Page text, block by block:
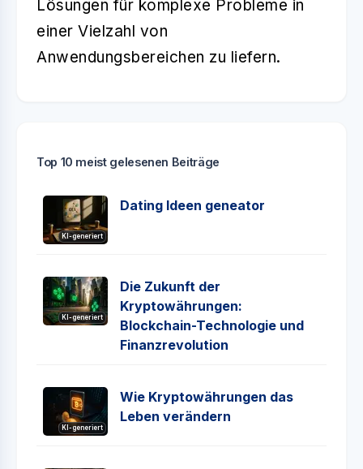
Lösungen für komplexe Probleme in
einer Vielzahl von
Anwendungsbereichen zu liefern.
Top 10 meist gelesenen Beiträge
KI-generiert
Dating Ideen geneator
KI-generiert
Die Zukunft der
Kryptowährungen:
Blockchain-Technologie und
Finanzrevolution
KI-generiert
Wie Kryptowährungen das
Leben verändern